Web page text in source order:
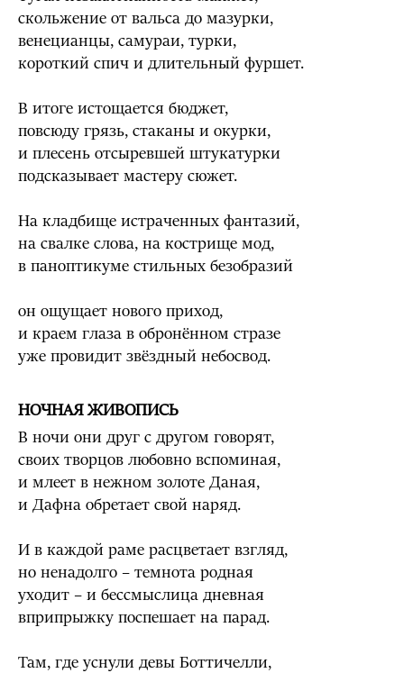
скольжение от вальса до мазурки,
венецианцы, самураи, турки,
короткий спич и длительный фуршет.
В итоге истощается бюджет,
повсюду грязь, стаканы и окурки,
и плесень отсыревшей штукатурки
подсказывает мастеру сюжет.
На кладбище истраченных фантазий,
на свалке слова, на кострище мод,
в паноптикуме стильных безобразий
он ощущает нового приход,
и краем глаза в обронённом стразе
уже провидит звёздный небосвод.
НОЧНАЯ ЖИВОПИСЬ
В ночи они друг с другом говорят,
своих творцов любовно вспоминая,
и млеет в нежном золоте Даная,
и Дафна обретает свой наряд.
И в каждой раме расцветает взгляд,
но ненадолго – темнота родная
уходит – и бессмыслица дневная
вприпрыжку поспешает на парад.
Там, где уснули девы Боттичелли,